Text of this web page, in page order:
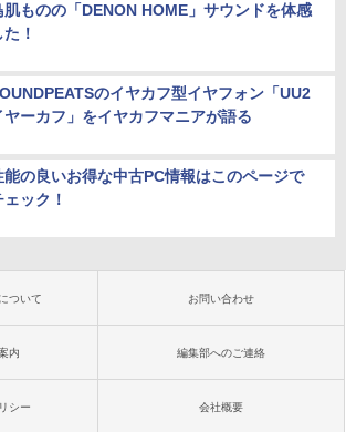
肌ものの「DENON HOME」サウンドを体感
た！
のイヤカフ型イヤフォン「UU2
ヤーカフ」をイヤカフマニアが語る
能の良いお得な中古PC情報はこのページで
ェック！
ついて お問い合わせ
内 編集部へのご連絡
シー 会社概要